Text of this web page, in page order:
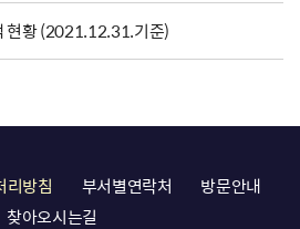
현황 (2021.12.31.기준)
리방침 부서별연락처
방문안내
찾아오시는길